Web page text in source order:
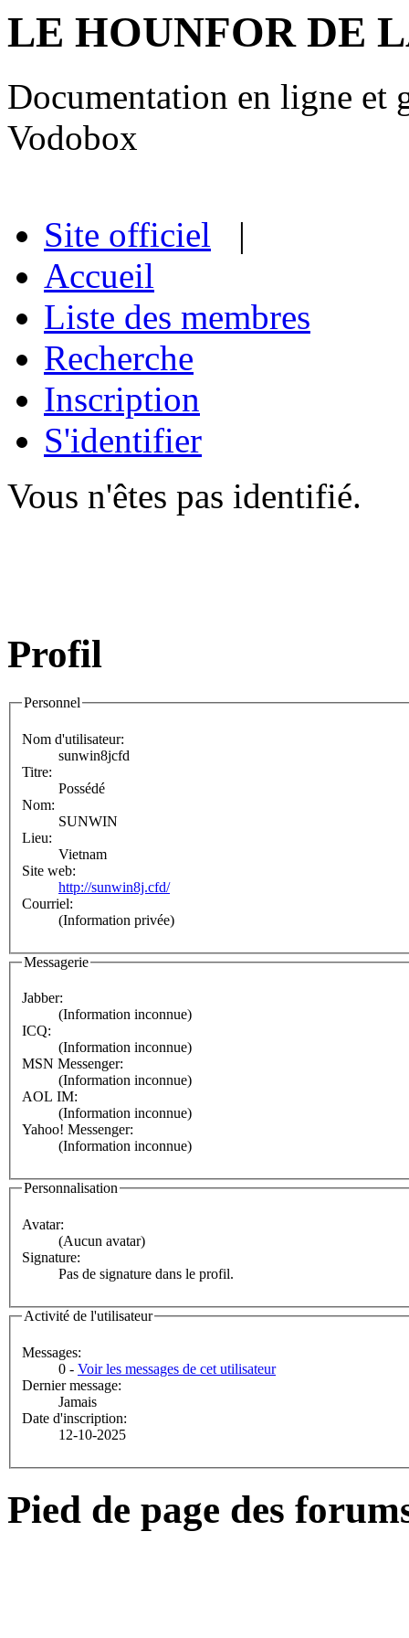
LE HOUNFOR DE
Documentation en ligne et
Vodobox
Site officiel |
Accueil
Liste des membres
Recherche
Inscription
S'identifier
Vous n'êtes pas identifié.
Profil
Personnel
Nom d'utilisateur:
sunwin8jcfd
Titre:
Possédé
Nom:
SUNWIN
Lieu:
Vietnam
Site web:
http://sunwin8j.cfd/
Courriel:
(Information privée)
Messagerie
Jabber:
(Information inconnue)
ICQ:
(Information inconnue)
MSN Messenger:
(Information inconnue)
AOL IM:
(Information inconnue)
Yahoo! Messenger:
(Information inconnue)
Personnalisation
Avatar:
(Aucun avatar)
Signature:
Pas de signature dans le profil.
Activité de l'utilisateur
Messages:
0 - Voir les messages de cet utilisateur
Dernier message:
Jamais
Date d'inscription:
12-10-2025
Pied de page des